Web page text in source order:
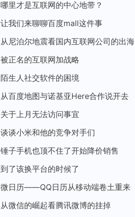
哪里才是互联网的中心地带？
让我们来聊聊百度mall这件事
从尼泊尔地震看国内互联网公司的出海
被正名的互联网加战略
陌生人社交软件的困境
从百度地图与诺基亚Here合作说开去
关于上月无法访问事宜
谈谈小米和他的竞争对手们
锤子手机也顶不住了开始降价销售
到了该换平台的时候了
微日历——QQ日历从移动端卷土重来
从微信的崛起看腾讯微博的挂掉